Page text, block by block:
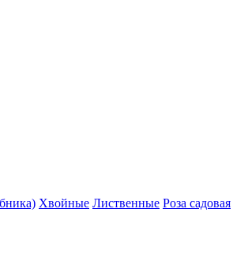
Хвойные Лиственные Роза садовая